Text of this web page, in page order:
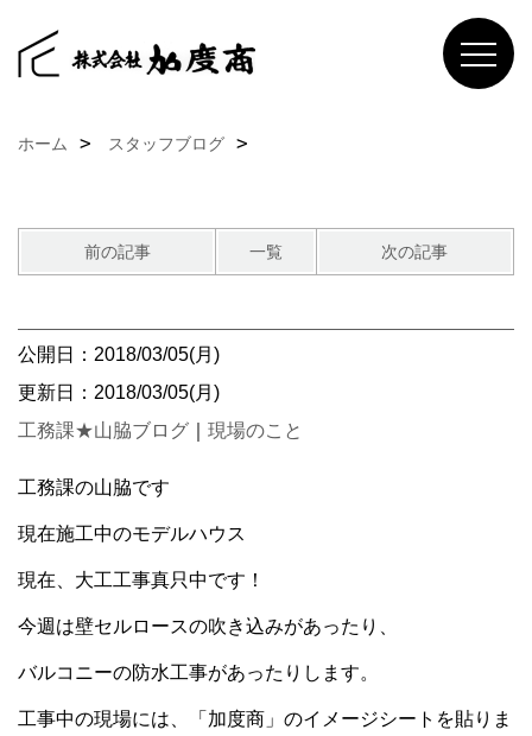
ホーム スタッフブログ
前の記事 一覧 次の記事
公開日：2018/03/05(月)
更新日：2018/03/05(月)
工務課★山脇ブログ
現場のこと
工務課の山脇です
現在施工中のモデルハウス
現在、大工工事真只中です！
今週は壁セルロースの吹き込みがあったり、
バルコニーの防水工事があったりします。
工事中の現場には、「加度商」のイメージシートを貼りま